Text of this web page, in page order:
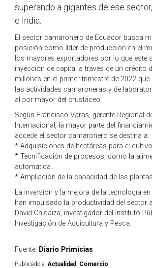
superando a gigantes de ese
e India.
El sector camaronero de Ecuador busca
posición como líder de producción en el
los mayores exportadores por lo que este
inyección de capital a través de un crédito
millones en el primer trimestre de 2022
las actividades camaroneras y de
al por mayor del crustáceo.
Según Francisco Varas, gerente Regional
Internacional, la mayor parte del
accede el sector camaronero se destina a:
* Adquisiciones de hectáreas para el
* Tecnificación de procesos, como la
automática.
* Ampliación de la capacidad de las
La inversión y la mejora de la tecnología
han impulsado la productividad del sector
David Chicaiza, investigador del Instituto
Investigación de Acuicultura y Pesca.
Fuente: Diario Primicias
Publicado el Actualidad, Comercio